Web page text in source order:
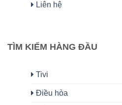
Liên hệ
TÌM KIẾM HÀNG ĐẦU
Tivi
Điều hòa